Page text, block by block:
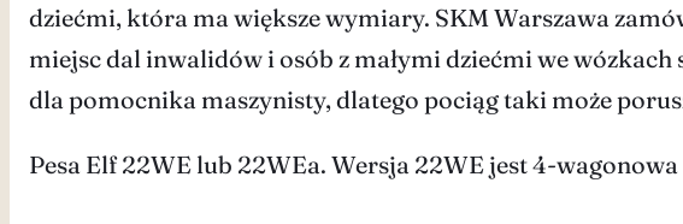
dziećmi, która ma większe wymiary. SKM Warszawa
miejsc dal inwalidów i osób z małymi dziećmi we
dla pomocnika maszynisty, dlatego pociąg taki może
Pesa Elf 22WE lub 22WEa. Wersja 22WE jest 4-